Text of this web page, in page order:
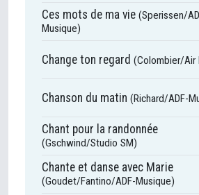
Ces mots de ma vie (Sperissen/
Musique)
Change ton regard (Colombier/Air
Chanson du matin (Richard/ADF-
Chant pour la randonnée
(Gschwind/Studio SM)
Chante et danse avec Marie
(Goudet/Fantino/ADF-Musique)